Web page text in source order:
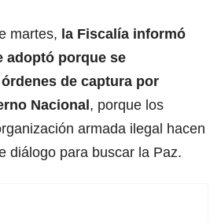
martes, la Fiscalía informó
adoptó porque se
de captura por
Nacional, porque los
armada ilegal hacen
diálogo para buscar la Paz.